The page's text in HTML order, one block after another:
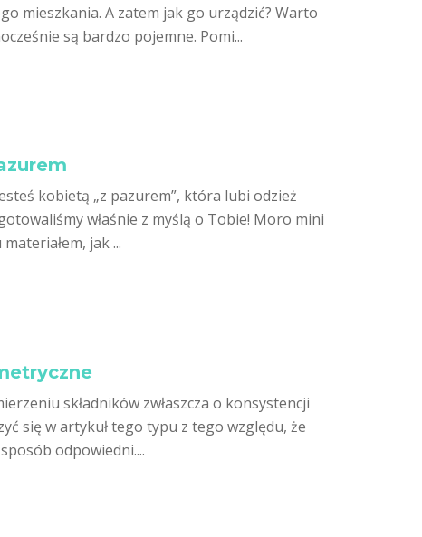
mieszkania. A zatem jak go urządzić? Warto
są bardzo pojemne. Pomi...
kobietą „z pazurem”, która lubi odzież
właśnie z myślą o Tobie! Moro mini
jak ...
składników zwłaszcza o konsystencji
się w artykuł tego typu z tego względu, że
odpowiedni....